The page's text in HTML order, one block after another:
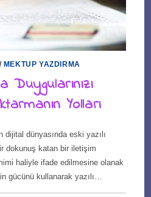
/ MEKTUP YAZDIRMA
Yolları
dünyasında eski yazılı
dokunuş katan bir iletişim
haliyle ifade edilmesine olanak
gücünü kullanarak yazılı…